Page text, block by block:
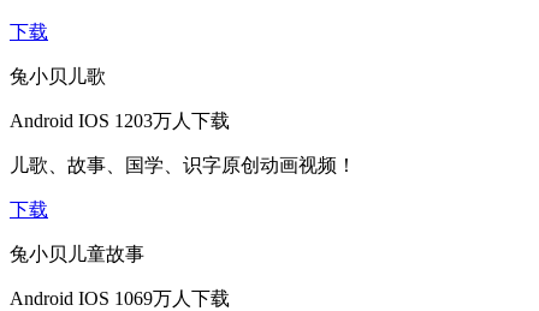
下载
兔小贝儿歌
Android IOS 1203万人下载
儿歌、故事、国学、识字原创动画视频！
下载
兔小贝儿童故事
Android IOS 1069万人下载